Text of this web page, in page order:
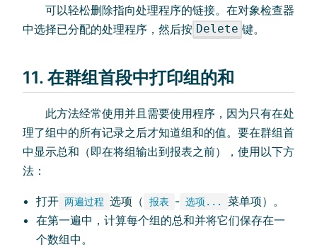
可以轻松删除指向处理程序的链接。在对象检查器
中选择已分配的处理程序，然后按 Delete 键。
11. 在群组首段中打印组的和
此方法经常使用并且需要使用程序，因为只有在处
理了组中的所有记录之后才知道组和的值。要在群组首
中显示总和（即在将组输出到报表之前），使用以下方
法：
打开 两遍过程 选项（ 报表 - 选项...
菜单项）。
在第一遍中，计算每个组的总和并将它们保存在一
个数组中。